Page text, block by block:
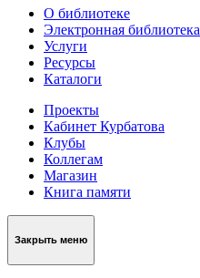
О библиотеке
Электронная библиотека
Услуги
Ресурсы
Каталоги
Проекты
Кабинет Курбатова
Клубы
Коллегам
Магазин
Книга памяти
Закрыть меню